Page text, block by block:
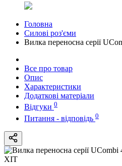
Головна
Силові роз'єми
Вилка переносна серії
Все про товар
Опис
Характеристики
Додаткові матеріали
Відгуки 0
Питання - відповідь 0
ХІТ